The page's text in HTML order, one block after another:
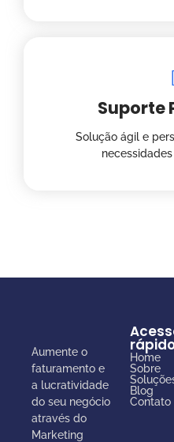
Suporte
Solução ágil e
Aumente o
faturamento e
a lucratividade
do seu negócio
através do
Marketing
Home
Sobre
Blog
Contato